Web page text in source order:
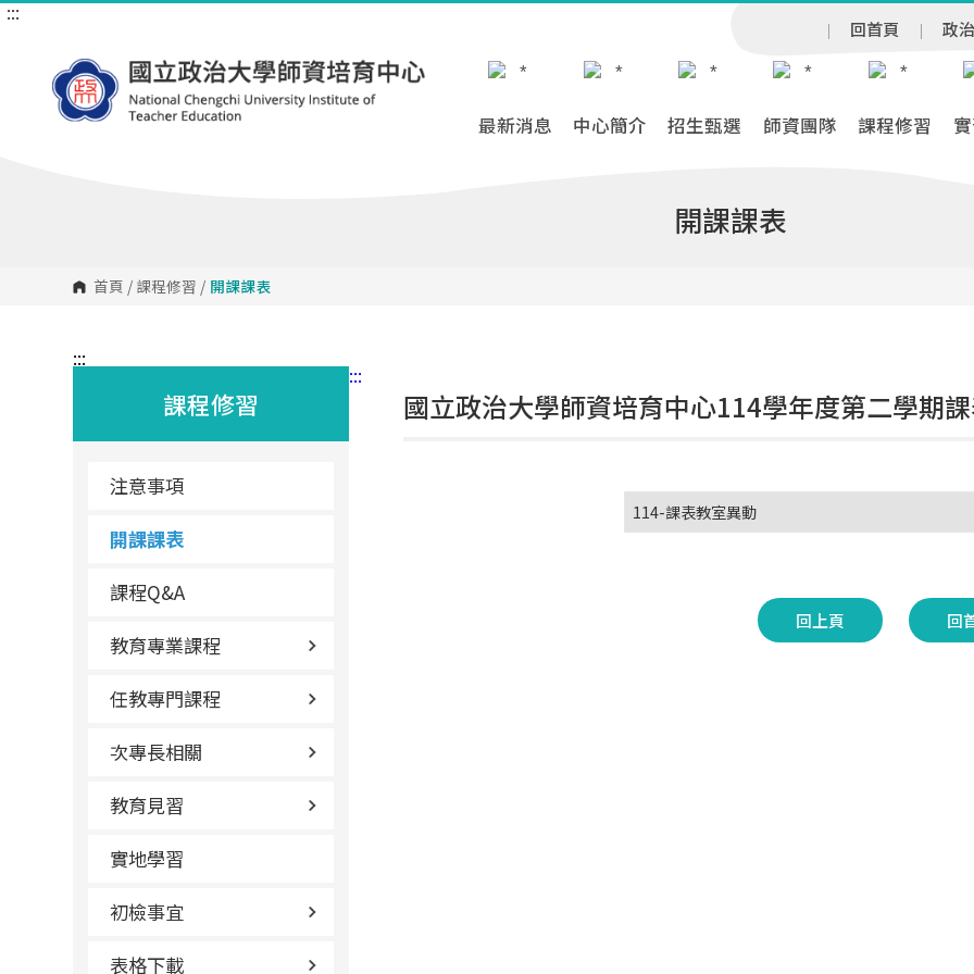
跳
:::
回首頁 政
最新消息 中心簡介 招生甄選 師資團隊 課程修習
開課課表
首頁 / 課程修習 / 開課課表
:::
課程修習
注意事項
開課課表
課程Q&A
教育專業課程
任教專門課程
次專長相關
教育見習
實地學習
初檢事宜
表格下載
:::
國立政治大學師資培育中心114學年度第二學期
114-課表教室異動
回上頁 回